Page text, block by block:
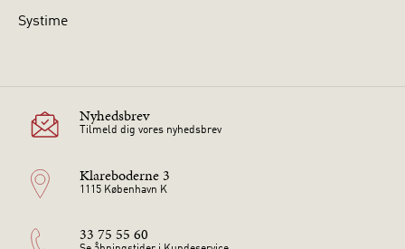
Systime
Nyhedsbrev
Tilmeld dig vores nyhedsbrev
Klareboderne 3
1115 København K
33 75 55 60